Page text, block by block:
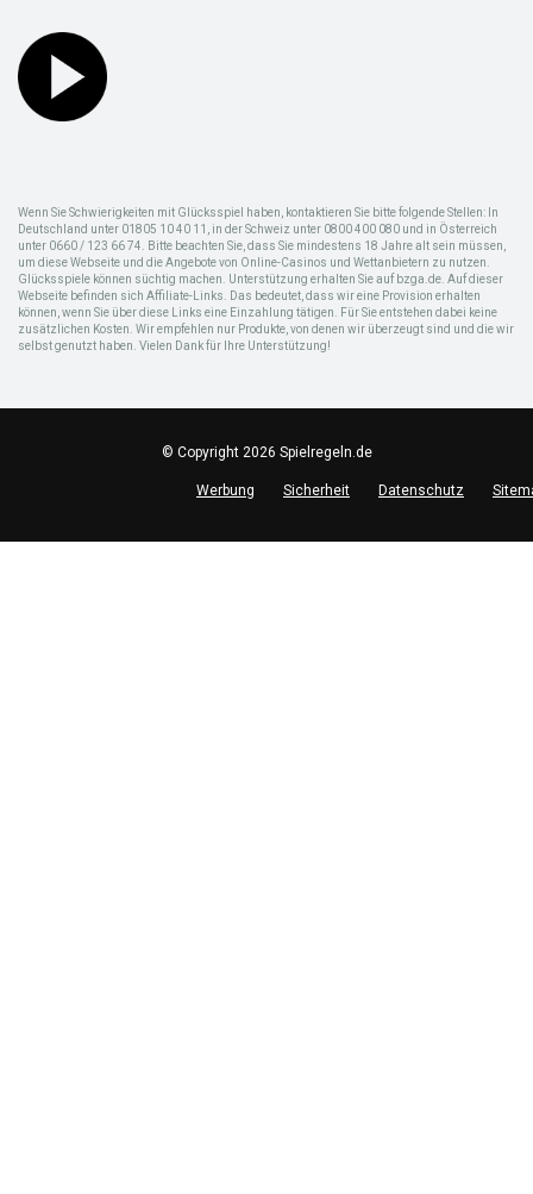
Wenn Sie Schwierigkeiten mit Glücksspiel haben, kontaktieren Sie bitte folgende Stellen: In
Deutschland unter 01805 10 40 11, in der Schweiz unter 0800 400 080 und in Österreich
unter 0660 / 123 66 74. Bitte beachten Sie, dass Sie mindestens 18 Jahre alt sein müssen,
um diese Webseite und die Angebote von Online-Casinos und Wettanbietern zu nutzen.
Glücksspiele können süchtig machen. Unterstützung erhalten Sie auf bzga.de. Auf dieser
Webseite befinden sich Affiliate-Links. Das bedeutet, dass wir eine Provision erhalten
können, wenn Sie über diese Links eine Einzahlung tätigen. Für Sie entstehen dabei keine
zusätzlichen Kosten. Wir empfehlen nur Produkte, von denen wir überzeugt sind und die wir
selbst genutzt haben. Vielen Dank für Ihre Unterstützung!
© Copyright 2026 Spielregeln.de
Werbung Sicherheit Datenschutz